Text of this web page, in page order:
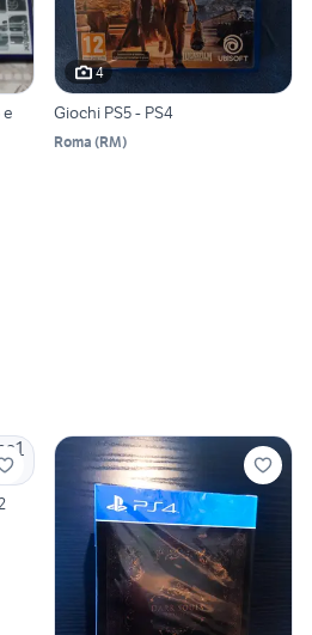
4
Giochi PS5 - PS4
Roma (RM)